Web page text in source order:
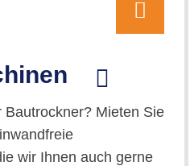
Bautrockner? Mieten Sie
wir Ihnen auch gerne